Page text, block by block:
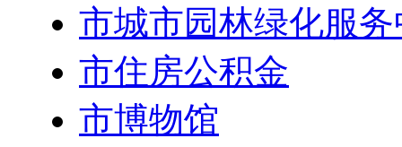
市城市园林绿化服
市住房公积金
市博物馆